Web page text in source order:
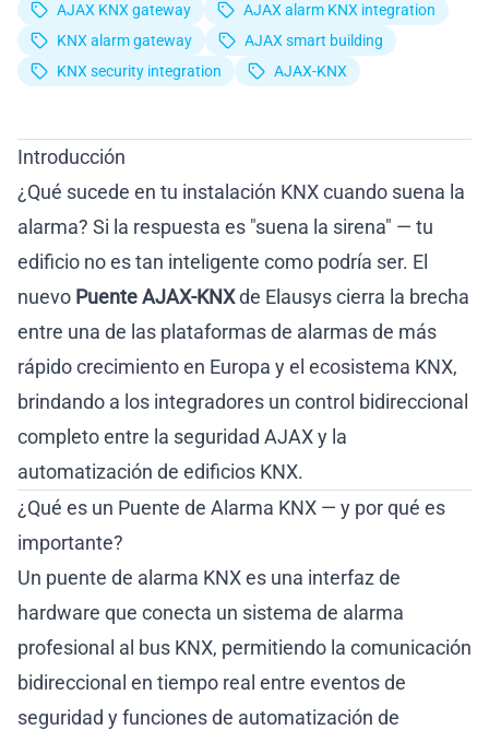
AJAX KNX gateway
AJAX alarm KNX integration
KNX alarm gateway
AJAX smart building
KNX security integration
AJAX-KNX
Introducción
¿Qué sucede en tu instalación KNX cuando suena la
alarma? Si la respuesta es "suena la sirena" — tu
edificio no es tan inteligente como podría ser. El
nuevo Puente AJAX-KNXde Elausys cierra la brecha
entre una de las plataformas de alarmas de más
rápido crecimiento en Europa y el ecosistema KNX,
brindando a los integradores un control bidireccional
completo entre la seguridad AJAX y la
automatización de edificios KNX.
¿Qué es un Puente de Alarma KNX — y por qué es
importante?
Un puente de alarma KNX es una interfaz de
hardware que conecta un sistema de alarma
profesional al bus KNX, permitiendo la comunicación
bidireccional en tiempo real entre eventos de
seguridad y funciones de automatización de